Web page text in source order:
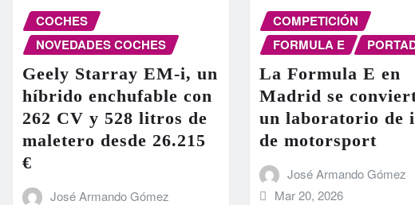
COCHES
NOVEDADES COCHES
Geely Starray EM-i, un
híbrido enchufable con
262 CV y 528 litros de
maletero desde 26.215
€
José Armando Gómez
COMPETICIÓN
FORMULA E
La Formula E en
Madrid se
un laboratorio de
de motorsport
José Armando Gómez
Mar 20, 2026